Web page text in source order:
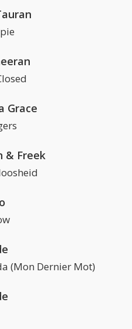
Grace
& Freek
(Mon Dernier Mot)